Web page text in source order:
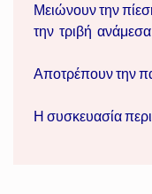
Μειώνουν την
την τριβή
Αποτρέπουν την
Η συσκευασία